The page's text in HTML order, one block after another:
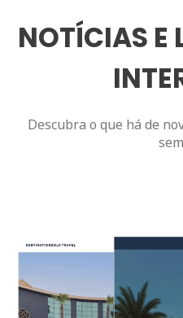
NOTÍCIAS E
Descubra o que há de